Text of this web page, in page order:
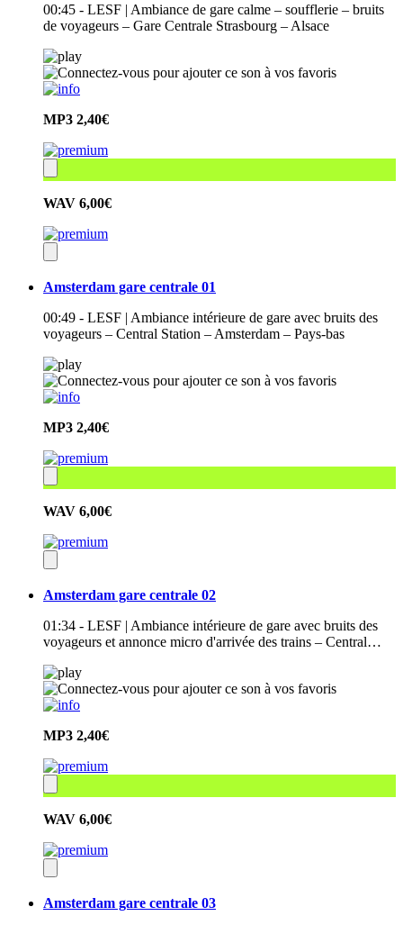
00:45 - LESF | Ambiance de gare calme – soufflerie – bruits
de voyageurs – Gare Centrale Strasbourg – Alsace
MP3 2,40€
WAV 6,00€
Amsterdam gare centrale 01
00:49 - LESF | Ambiance intérieure de gare avec bruits des
voyageurs – Central Station – Amsterdam – Pays-bas
MP3 2,40€
WAV 6,00€
Amsterdam gare centrale 02
01:34 - LESF | Ambiance intérieure de gare avec bruits des
voyageurs et annonce micro d'arrivée des trains – Central…
MP3 2,40€
WAV 6,00€
Amsterdam gare centrale 03